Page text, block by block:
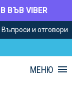
ВЪВ VIBER
Въпроси и отговори
МЕНЮ